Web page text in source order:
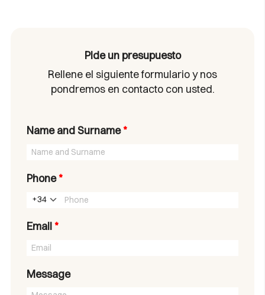
Pide un presupuesto
Rellene el siguiente formulario y nos
pondremos en contacto con usted.
Name and Surname*
Phone*
+34
Email*
Message